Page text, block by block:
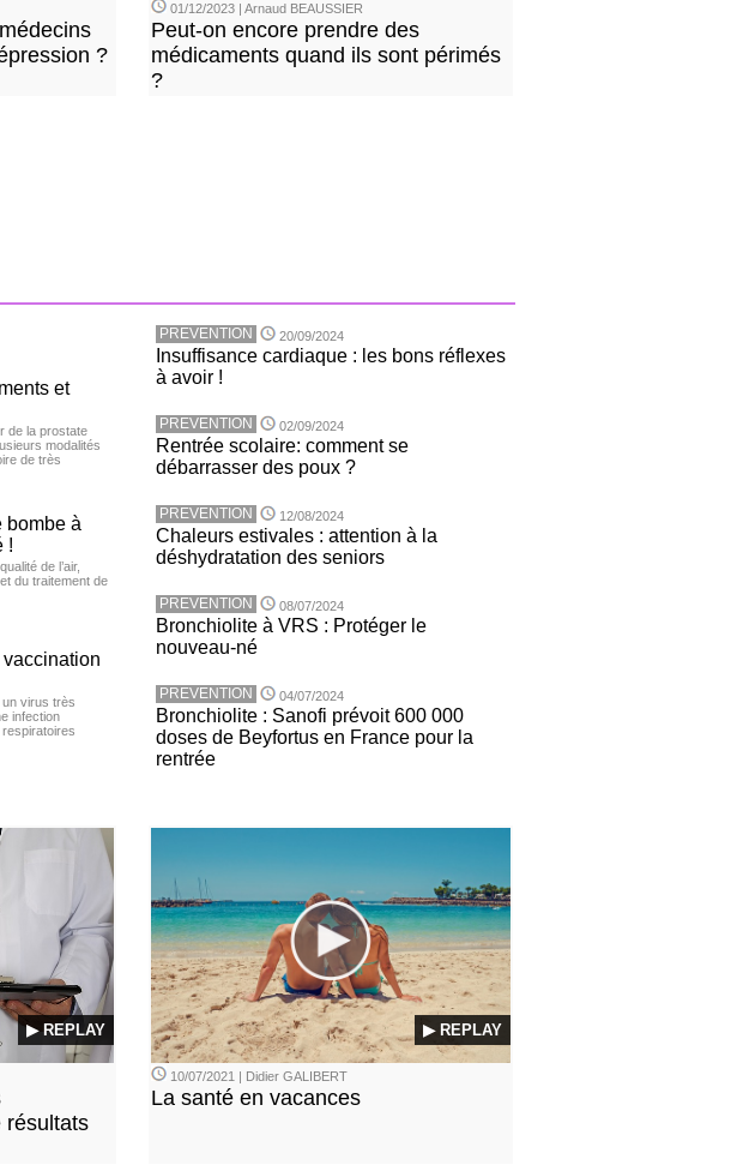
?
01/12/2023 | Arnaud BEAUSSIER
Peut-on encore prendre des
médicaments quand ils sont périmés
?
et
de la prostate
modalités
de très
bombe à
!
de l’air,
du traitement de
virus très
infection
respiratoires
PREVENTION 20/09/2024
Insuffisance cardiaque : les bons réflexes
à avoir !
PREVENTION 02/09/2024
Rentrée scolaire: comment se
débarrasser des poux ?
PREVENTION 12/08/2024
Chaleurs estivales : attention à la
déshydratation des seniors
PREVENTION 08/07/2024
Bronchiolite à VRS : Protéger le
nouveau-né
PREVENTION 04/07/2024
Bronchiolite : Sanofi prévoit 600 000
doses de Beyfortus en France pour la
rentrée
▶ REPLAY
résultats
▶ REPLAY
10/07/2021 | Didier GALIBERT
La santé en vacances